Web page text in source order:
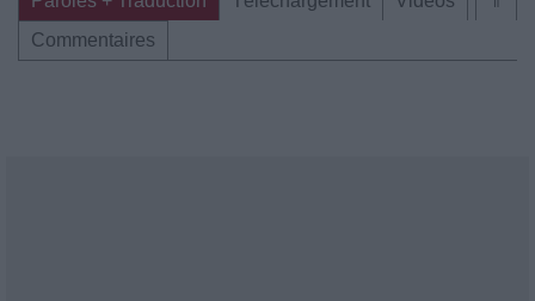
Commentaires